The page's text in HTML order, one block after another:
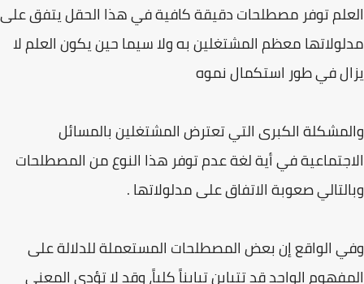
العلم توفر مصطلحات دقيقة كافية في هذا الحقل يتفق على
مدلولاتها معظم المشتغلين به ولا سيما حين يكون العلم لا
يزال في طور استكمال نموه
والمشكلة الكبرى التي تعترض المشتغلين بالمسائل
الاجتماعية في أية لغة عدم توفر هذا النوع من المصطلحات
وبالتالي صعوبة الاتفاق على مدلولاتها .
وفي الواقع إن بعض المصطلحات المستعملة للدلالة على
المفهوم الواحد قد تتباين تبايناً كلياً، وقد لا تؤدي المعنى